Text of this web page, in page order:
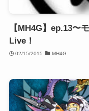
【MH4G】ep.13〜
Live！
02/15/2015 MH4G